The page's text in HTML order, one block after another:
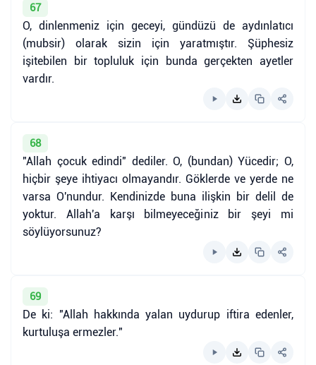
67
O, dinlenmeniz için geceyi, gündüzü de aydınlatıcı
(mubsir) olarak sizin için yaratmıştır. Şüphesiz
işitebilen bir topluluk için bunda gerçekten ayetler
vardır.
68
"Allah çocuk edindi" dediler. O, (bundan) Yücedir; O,
hiçbir şeye ihtiyacı olmayandır. Göklerde ve yerde ne
varsa O'nundur. Kendinizde buna ilişkin bir delil de
yoktur. Allah'a karşı bilmeyeceğiniz bir şeyi mi
söylüyorsunuz?
69
De ki: "Allah hakkında yalan uydurup iftira edenler,
kurtuluşa ermezler."